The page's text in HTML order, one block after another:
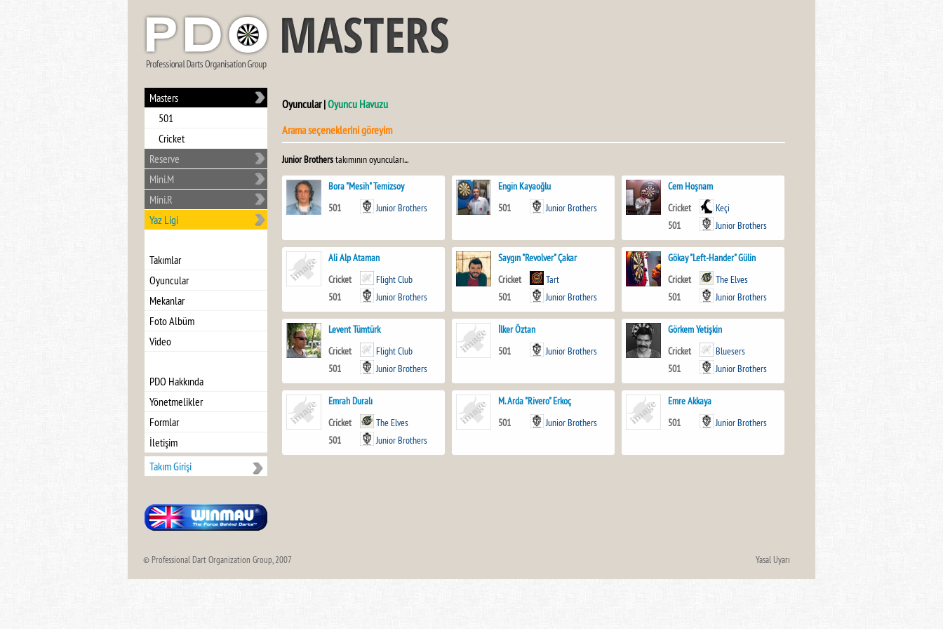
Masters
501
Cricket
Reserve
Mini.M
Mini.R
Yaz Ligi
Takımlar
Oyuncular
Mekanlar
Foto Albüm
Video
PDO Hakkında
Yönetmelikler
Formlar
İletişim
Takım Girişi
Oyuncular |Oyuncu Havuzu
Arama seçeneklerini göreyim
Junior Brotherstakımının oyuncuları...
Bora "Mesih" Temizsoy
501
Junior Brothers
Engin Kayaoğlu
501
Junior Brothers
Cem Hoşnam
Cricket
Keçi
501
Junior Brothers
Ali Alp Ataman
Cricket
Flight Club
501
Junior Brothers
Saygın "Revolver" Çakar
Cricket
Tart
501
Junior Brothers
Gökay "Left-Hander" Gülin
Cricket
The Elves
501
Junior Brothers
Levent Tümtürk
Cricket
Flight Club
501
Junior Brothers
İlker Öztan
501
Junior Brothers
Görkem Yetişkin
Cricket
Bluesers
501
Junior Brothers
Emrah Duralı
Cricket
The Elves
501
Junior Brothers
M. Arda "Rivero" Erkoç
501
Junior Brothers
Emre Akkaya
501
Junior Brothers
© Professional Dart Organization Group, 2007 Yasal Uyarı